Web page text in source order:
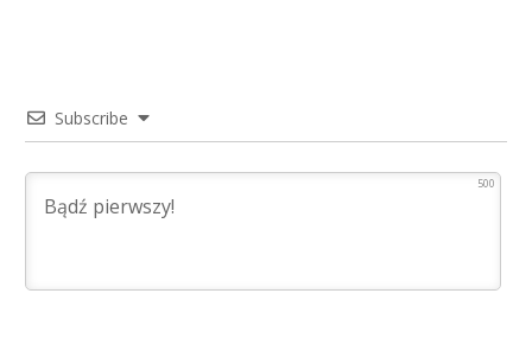
Subscribe
500